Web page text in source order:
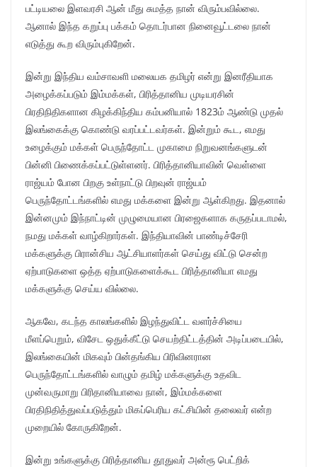
பட்டியலை இளவரசி ஆன் மீது சுமத்த நான் விரும்பவில்லை.
ஆனால் இந்த கறுப்பு பக்கம் தொடர்பான நினைவூட்டலை நான்
எடுத்து கூற விரும்புகிறேன்.
இன்று இந்திய வம்சாவளி மலையக தமிழர் என்று இனரீதியாக
அழைக்கப்படும் இம்மக்கள், பிரித்தானிய முடியரசின்
பிரதிநிதிகளான கிழக்கிந்திய கம்பனியால் 1823ம் ஆண்டு முதல்
இலங்கைக்கு கொண்டு வரப்பட்டவர்கள். இன்றும் கூட, எமது
உழைக்கும் மக்கள் பெருந்தோட்ட முகாமை நிறுவனங்களுடன்
பின்னி பிணைக்கப்பட்டுள்ளனர். பிரித்தானியாவின் வெள்ளை
ராஜ்யம் போன பிறகு உள்நாட்டு பிறவுன் ராஜ்யம்
பெருந்தோட்டங்களில் எமது மக்களை இன்று ஆள்கிறது. இதனால்
இன்னமும் இந்நாட்டின் முழுமையான பிரஜைகளாக கருதப்படாமல்,
நமது மக்கள் வாழ்கிறார்கள். இந்தியாவின் பாண்டிச்சேரி
மக்களுக்கு பிரான்சிய ஆட்சியாளர்கள் செய்து விட்டு சென்ற
ஏற்பாடுகளை ஒத்த ஏற்பாடுகளைக்கூட பிரித்தானியா எமது
மக்களுக்கு செய்ய வில்லை.
ஆகவே, கடந்த காலங்களில் இழந்துவிட்ட வளர்ச்சியை
மீளப்பெறும், விசேட ஒதுக்கீட்டு செயற்திட்டத்தின் அடிப்படையில்,
இலங்கையின் மிகவும் பின்தங்கிய பிரிவினரான
பெருந்தோட்டங்களில் வாழும் தமிழ் மக்களுக்கு உதவிட
முன்வருமாறு பிரிதானியாவை நான், இம்மக்களை
பிரதிநிதித்துவப்படுத்தும் மிகப்பெரிய கட்சியின் தலைவர் என்ற
முறையில் கோருகிறேன்.
இன்று உங்களுக்கு பிரித்தானிய தூதுவர் அன்ரூ பெட்றிக்